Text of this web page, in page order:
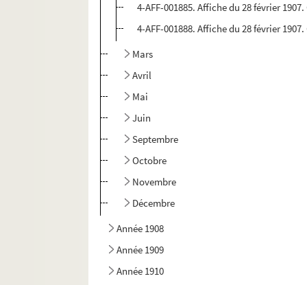
4-AFF-001885. Affiche du 28 février
4-AFF-001888. Affiche du 28 février
Mars
Avril
Mai
Juin
Septembre
Octobre
Novembre
Décembre
Année 1908
Année 1909
Année 1910